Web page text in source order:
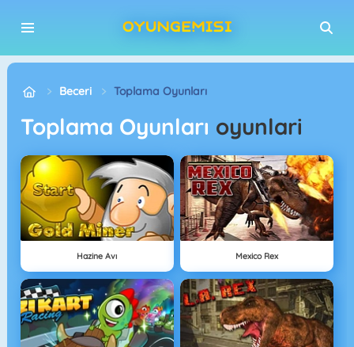
Beceri Toplama Oyunları
Toplama Oyunları oyunlari
Hazine Avı Mexico Rex